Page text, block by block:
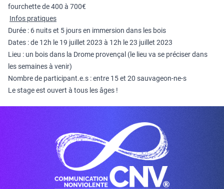
fourchette de 400 à 700€
Infos pratiques
Durée : 6 nuits et 5 jours en immersion dans les bois
Dates : de 12h le 19 juillet 2023 à 12h le 23 juillet 2023
Lieu : un bois dans la Drome provençal (le lieu va se préciser dans
les semaines à venir)
Nombre de participant.e.s : entre 15 et 20 sauvageon-ne-s
Le stage est ouvert à tous les âges !